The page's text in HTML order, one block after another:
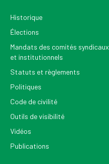
Historique
Élections
Mandats des comités syndicaux
et institutionnels
Statuts et règlements
Politiques
Code de civilité
Outils de visibilité
Vidéos
Publications